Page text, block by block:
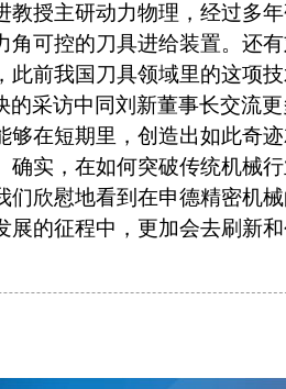
教授主研动力物理，经过多
角可控的刀具进给装置。还
此前我国刀具领域里的这项
的采访中同刘新董事长交流
够在短期里，创造出如此奇
确实，在如何突破传统机械
们欣慰地看到在申德精密机
展的征程中，更加会去刷新和